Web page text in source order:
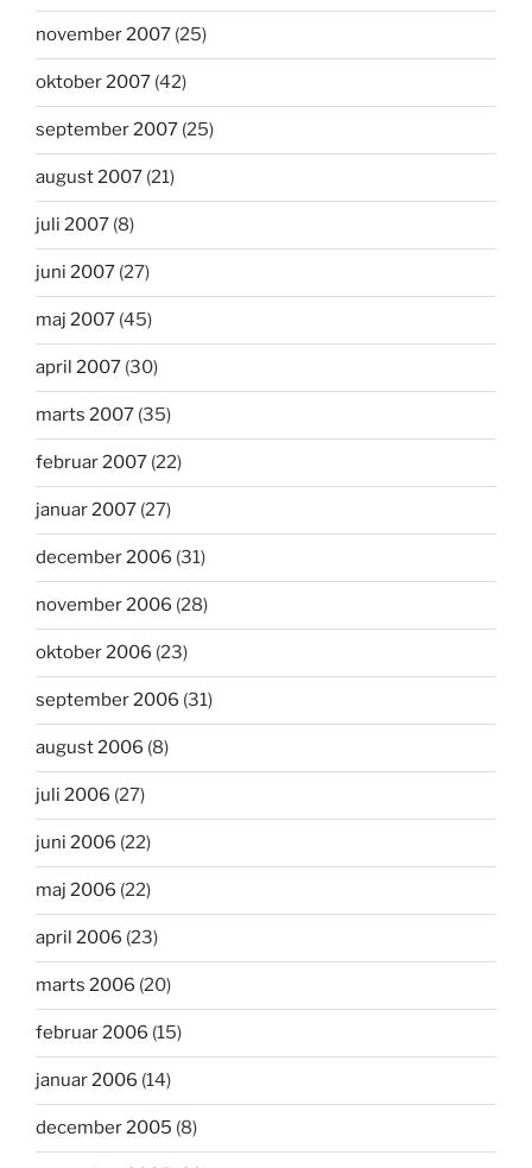
november 2007 (25)
oktober 2007 (42)
september 2007 (25)
august 2007 (21)
juli 2007 (8)
juni 2007 (27)
maj 2007 (45)
april 2007 (30)
marts 2007 (35)
februar 2007 (22)
januar 2007 (27)
december 2006 (31)
november 2006 (28)
oktober 2006 (23)
september 2006 (31)
august 2006 (8)
juli 2006 (27)
juni 2006 (22)
maj 2006 (22)
april 2006 (23)
marts 2006 (20)
februar 2006 (15)
januar 2006 (14)
december 2005 (8)